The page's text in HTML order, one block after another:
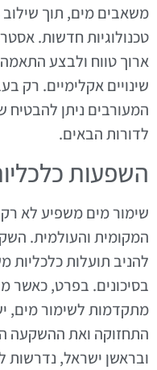
משאבים מים, תוך
טכנולוגיות חדשות.
ארוך טווח ולבצע התאמה
שינויים אקלימיים. רק
המעורבים ניתן
לדורות הבאים.
השפעות
שימור מים משפיע לא
המקומית והעולמית.
להניב תועלות כלכליות
בסיכונים. בפרט, כאשר
מתקדמות לשימור מים,
התחזוקה ואת ההשקעה
ובראשן ישראל, נדרשות